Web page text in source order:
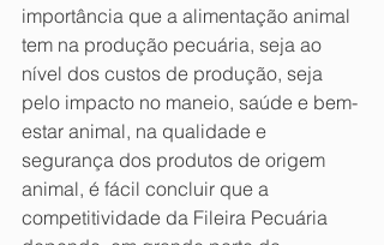
importância que a alimentação animal
tem na produção pecuária, seja ao
nível dos custos de produção, seja
pelo impacto no maneio, saúde e bem-
estar animal, na qualidade e
segurança dos produtos de origem
animal, é fácil concluir que a
competitividade da Fileira Pecuária